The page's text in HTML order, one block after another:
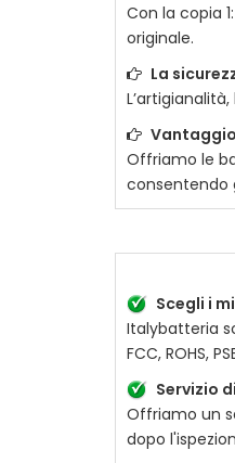
Con la copia
originale.
La
Offriamo le
consentendo
Scegli i
Italybatteria
FCC, ROHS,
Servizio
Offriamo un
dopo